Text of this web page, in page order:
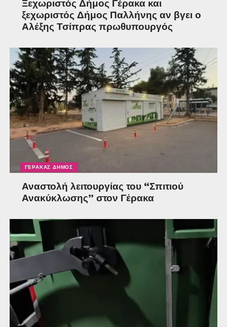
Ξεχωριστός Δήμος Γέρακα και
ξεχωριστός Δήμος Παλλήνης αν βγει ο
Αλέξης Τσίπρας πρωθυπουργός
ΓΈΡΑΚΑΣ ΔΉΜΟΣ
Αναστολή λειτουργίας του “Σπιτιού
Ανακύκλωσης” στον Γέρακα